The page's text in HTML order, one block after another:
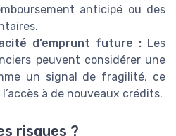
anticipé ou des
d’emprunt future : Les
peuvent considérer une
un signal de fragilité, ce
à de nouveaux crédits.
risques ?